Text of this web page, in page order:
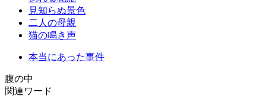
見知らぬ景色
二人の母親
猫の鳴き声
本当にあった事件
腹の中
関連ワード